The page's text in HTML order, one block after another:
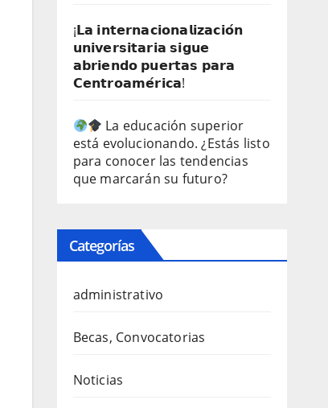
¡𝗟𝗮 𝗶𝗻𝘁𝗲𝗿𝗻𝗮𝗰𝗶𝗼𝗻𝗮𝗹𝗶𝘇𝗮𝗰𝗶𝗼́𝗻
𝘂𝗻𝗶𝘃𝗲𝗿𝘀𝗶𝘁𝗮𝗿𝗶𝗮 𝘀𝗶𝗴𝘂𝗲
𝗮𝗯𝗿𝗶𝗲𝗻𝗱𝗼 𝗽𝘂𝗲𝗿𝘁𝗮𝘀 𝗽𝗮𝗿𝗮
𝗖𝗲𝗻𝘁𝗿𝗼𝗮𝗺𝗲́𝗿𝗶𝗰𝗮!
La educación superior
está evolucionando. ¿Estás listo
para conocer las tendencias
que marcarán su futuro?
Categorías
administrativo
Becas, Convocatorias
Noticias